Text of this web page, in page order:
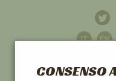
CONSENSO